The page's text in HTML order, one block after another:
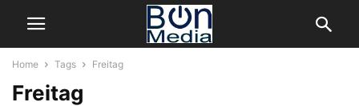
Home Tags Freitag
Freitag